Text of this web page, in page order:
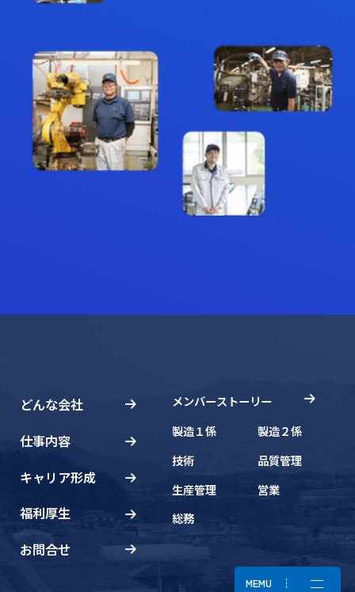
MEMU
どんな会社
仕事内容
キャリア形成
福利厚生
お問合せ
メンバーストーリー
製造１係
技術
生産管理
総務
製造２係
品質管理
営業